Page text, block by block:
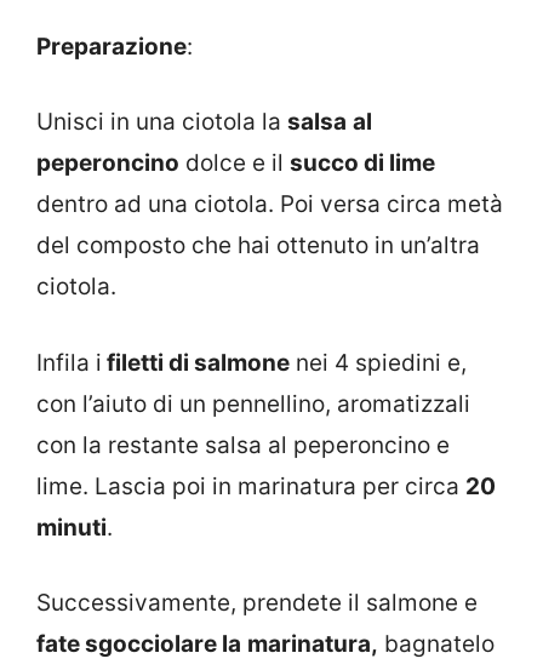
Preparazione:
Unisci in una ciotola la salsa al
peperoncino dolce e il succo di lime
dentro ad una ciotola. Poi versa circa metà
del composto che hai ottenuto in un’altra
ciotola.
Infila i filetti di salmone nei 4 spiedini e,
con l’aiuto di un pennellino, aromatizzali
con la restante salsa al peperoncino e
lime. Lascia poi in marinatura per circa 20
minuti.
Successivamente, prendete il salmone e
fate sgocciolare la marinatura, bagnatelo